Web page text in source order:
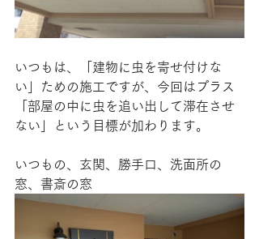
いつもは、「建物に虫を寄せ付けな
い」ための施工ですが、今回はプラス
「部屋の中に虫を追い出して滞在させ
ない」という目標が加わります。
いつもの、玄関、勝手口、洗面所の
窓、書斎の窓